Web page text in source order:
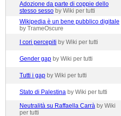
Adozione da parte di coppie dello
stesso sesso by Wiki per tutti
Wikipedia è un bene pubblico digitale
by TrameOscure
I cori percepiti by Wiki per tutti
Gender gap by Wiki per tutti
Tutti i gap by Wiki per tutti
Stato di Palestina by Wiki per tutti
Neutralità su Raffaella Carrà by Wiki
per tutti